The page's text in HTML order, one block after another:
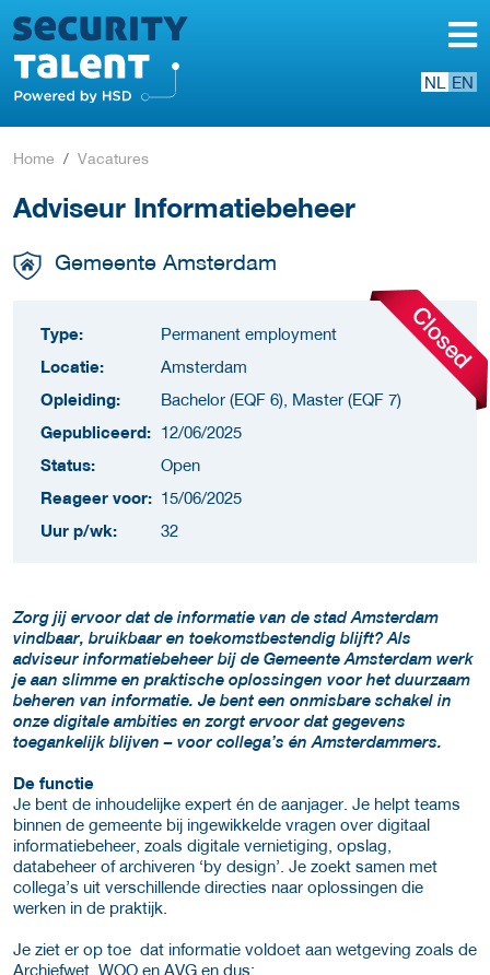
NL EN
Home Vacatures
Adviseur Informatiebeheer
Gemeente Amsterdam
Type:
Permanent employment
Locatie:
Amsterdam
Opleiding:
Bachelor (EQF 6), Master (EQF 7)
Gepubliceerd: 12/06/2025
Status:
Open
Reageer voor: 15/06/2025
Uur p/wk:
32
Zorg jij ervoor dat de informatie van de stad Amsterdam
vindbaar, bruikbaar en toekomstbestendig blijft? Als
adviseur informatiebeheer bij de Gemeente Amsterdam werk
je aan slimme en praktische oplossingen voor het duurzaam
beheren van informatie. Je bent een onmisbare schakel in
onze digitale ambities en zorgt ervoor dat gegevens
toegankelijk blijven – voor collega’s én Amsterdammers.
De functie
Je bent de inhoudelijke expert én de aanjager. Je helpt teams
binnen de gemeente bij ingewikkelde vragen over digitaal
informatiebeheer, zoals digitale vernietiging, opslag,
databeheer of archiveren ‘by design’. Je zoekt samen met
collega’s uit verschillende directies naar oplossingen die
werken in de praktijk.
Je ziet er op toe dat informatie voldoet aan wetgeving zoals de
Archiefwet, WOO en AVG en dus: